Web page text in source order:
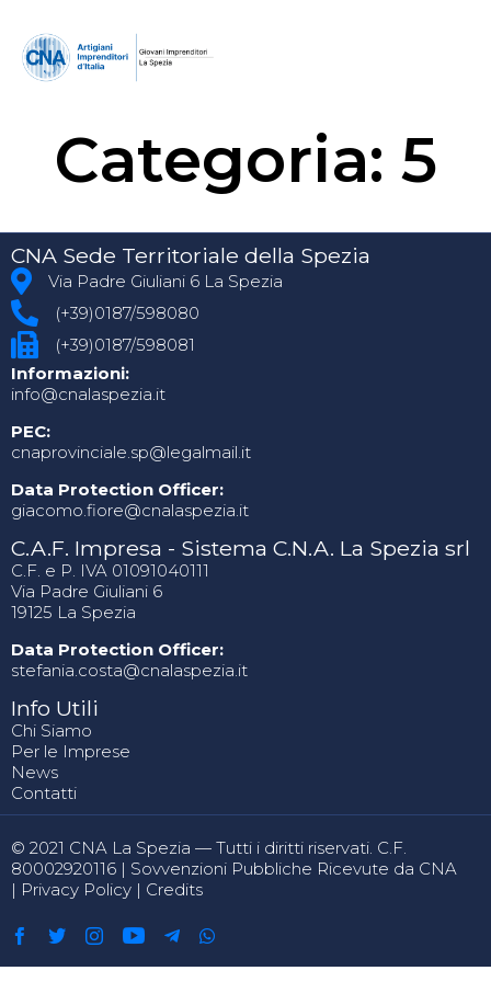
Categoria: 5
CNA Sede Territoriale della Spezia
Via Padre Giuliani 6 La Spezia
(+39)0187/598080
(+39)0187/598081
Informazioni:
info@cnalaspezia.it
PEC:
cnaprovinciale.sp@legalmail.it
Data Protection Officer:
giacomo.fiore@cnalaspezia.it
C.A.F. Impresa - Sistema C.N.A. La Spezia srl
C.F. e P. IVA 01091040111
Via Padre Giuliani 6
19125 La Spezia
Data Protection Officer:
stefania.costa@cnalaspezia.it
Info Utili
Chi Siamo
Per le Imprese
News
Contatti
© 2021 CNA La Spezia — Tutti i diritti riservati. C.F.
80002920116 | Sovvenzioni Pubbliche Ricevute da CNA
| Privacy Policy | Credits